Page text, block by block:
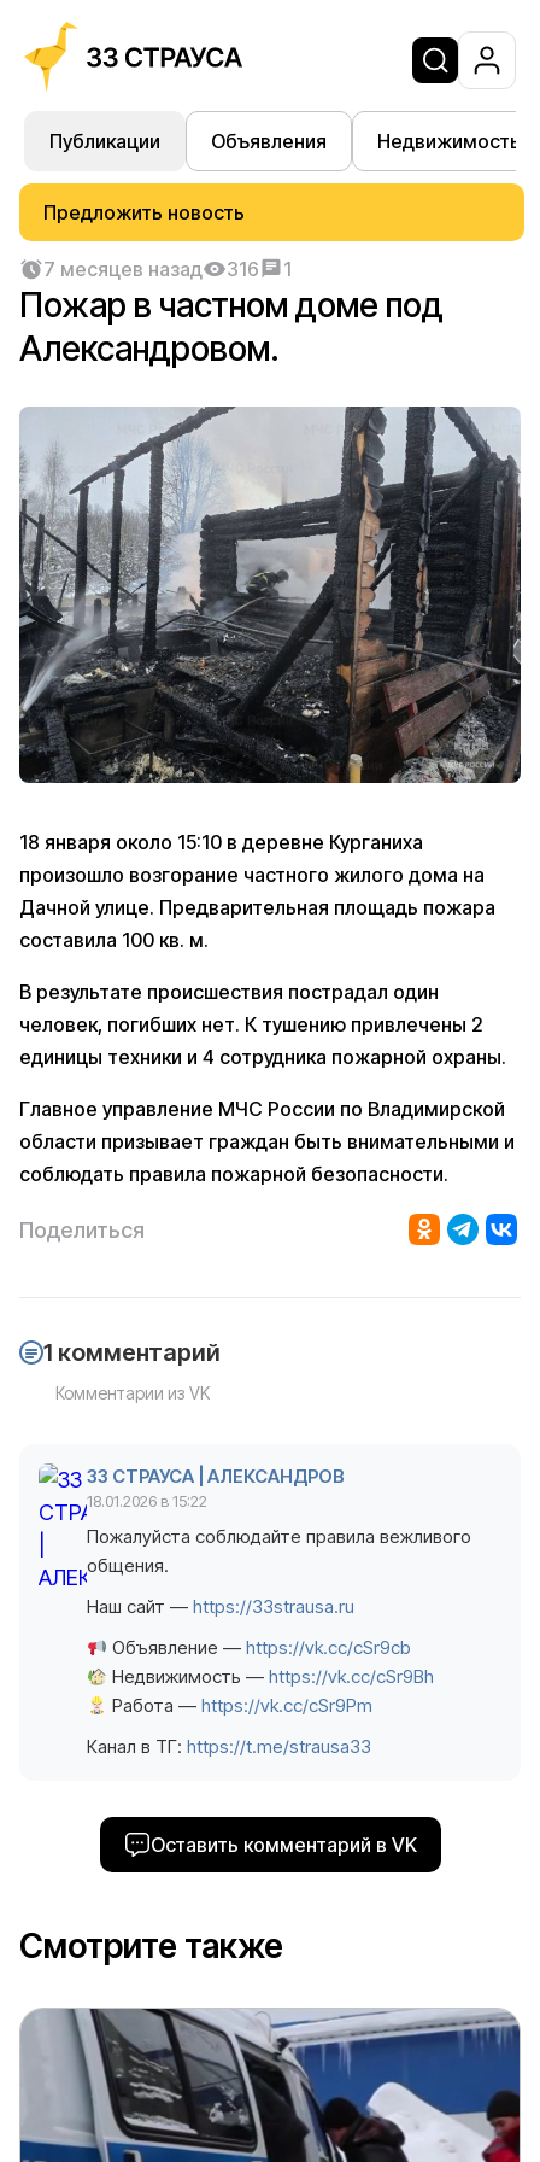
Публикации Объявления Недвижимость
Предложить новость
7 месяцев назад 316 1
Пожар в частном доме под
Александровом.
18 января около 15:10 в деревне Курганиха
произошло возгорание частного жилого дома на
Дачной улице. Предварительная площадь пожара
составила 100 кв. м.
В результате происшествия пострадал один
человек, погибших нет. К тушению привлечены 2
единицы техники и 4 сотрудника пожарной охраны.
Главное управление МЧС России по Владимирской
области призывает граждан быть внимательными и
соблюдать правила пожарной безопасности.
Поделиться
1 комментарий
Комментарии из VK
33 СТРАУСА | АЛЕКСАНДРОВ
18.01.2026 в 15:22
Пожалуйста соблюдайте правила вежливого
общения.
Наш сайт — https://33strausa.ru
Объявление —https://vk.cc/cSr9cb
Недвижимость —https://vk.cc/cSr9Bh
Работа —https://vk.cc/cSr9Pm
Канал в ТГ: https://t.me/strausa33
Оставить комментарий в VK
Смотрите также